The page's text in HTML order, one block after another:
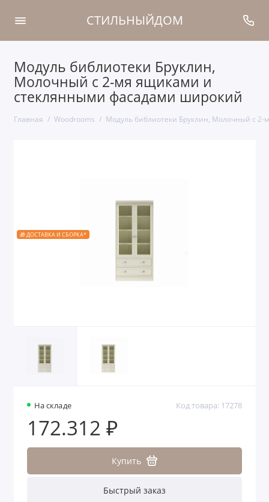
СТИЛЬНЫЙДОМ
Модуль библиотеки Бруклин,
Молочный с 2-мя ящиками и
стеклянными фасадами широкий
Главная Woodrooms Модуль библиотеки Бруклин, Молочный с
🎁 ДОСТАВКА И СБОРКА*
На складе Код товара: 17278
172.312 ₽
Купить
Быстрый заказ